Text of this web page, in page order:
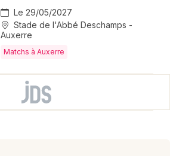
Le 29/05/2027
Stade de l'Abbé Deschamps -
Auxerre
Matchs à Auxerre